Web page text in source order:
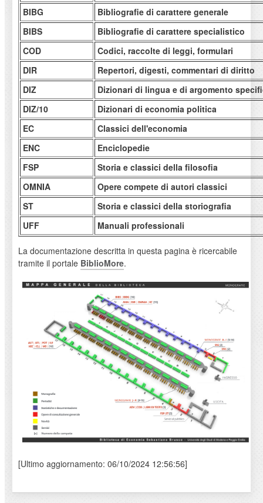
BIBG
Bibliografie di carattere generale
BIBS
Bibliografie di carattere specialistico
COD
Codici, raccolte di leggi, formulari
DIR
Repertori, digesti, commentari di diritto
DIZ
Dizionari di lingua e di argomento
DIZ/10
Dizionari di economia politica
EC
Classici dell'economia
ENC
Enciclopedie
FSP
Storia e classici della filosofia
OMNIA
Opere compete di autori classici
ST
Storia e classici della storiografia
UFF
Manuali professionali
La documentazione descritta in questa pagina è ricercabile
tramite il portale BiblioMore.
[Ultimo aggiornamento: 06/10/2024 12:56:56]